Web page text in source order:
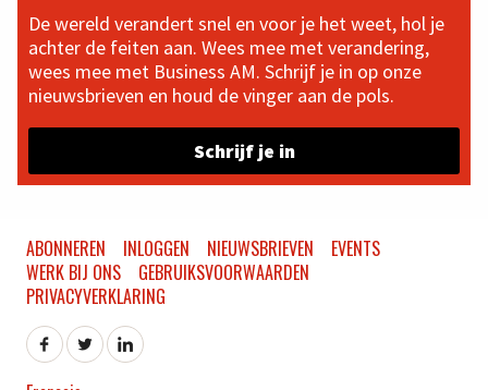
De wereld verandert snel en voor je het weet, hol je
achter de feiten aan. Wees mee met verandering,
wees mee met Business AM. Schrijf je in op onze
nieuwsbrieven en houd de vinger aan de pols.
Schrijf je in
ABONNEREN INLOGGEN NIEUWSBRIEVEN
EVENTS
WERK BIJ ONS
GEBRUIKSVOORWAARDEN
PRIVACYVERKLARING